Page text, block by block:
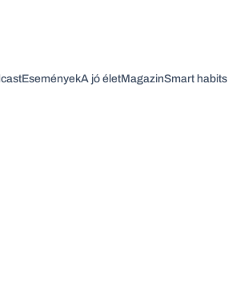
EseményekA jó életMagazinSmart habits